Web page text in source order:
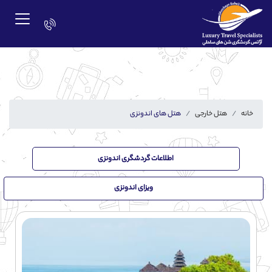
خانه هتل خارجی هتل های اندونزی
اطلاعات گردشگری اندونزی
ویزای اندونزی